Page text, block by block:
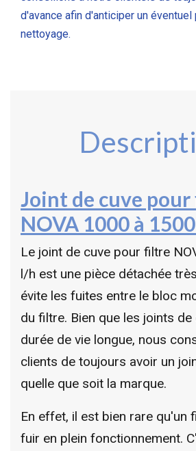
d'avance afin d'anticiper un
nettoyage.
Joint de cuve
NOVA 1000 à
Le joint de cuve pour filtre
l/h est une pièce détachée
évite les fuites entre le bloc
du filtre. Bien que les joints de
durée de vie longue, nous
clients de toujours avoir un
quelle que soit la marque.
En effet, il est bien rare qu'un
fuir en plein fonctionnement.